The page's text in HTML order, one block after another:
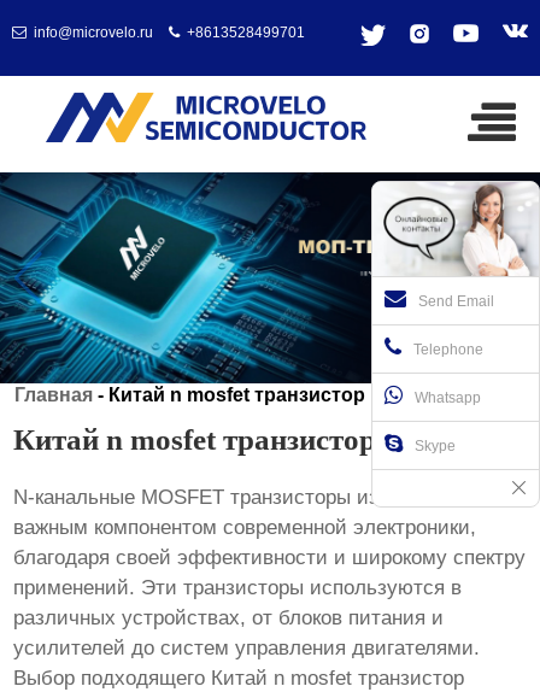
info@microvelo.ru +8613528499701
Главная - Китай n mosfet транзистор
Китай n mosfet транзистор
N-канальные MOSFET транзисторы из Китая стали
важным компонентом современной электроники,
благодаря своей эффективности и широкому спектру
применений. Эти транзисторы используются в
различных устройствах, от блоков питания и
усилителей до систем управления двигателями.
Выбор подходящего Китай n mosfet транзистор
Send Email
Telephone
Whatsapp
Skype